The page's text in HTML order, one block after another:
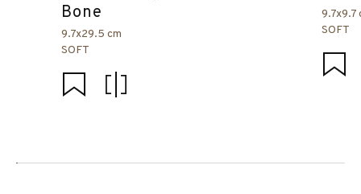
Bone
9.7x29.5 cm
SOFT
9.7x9.7
SOFT